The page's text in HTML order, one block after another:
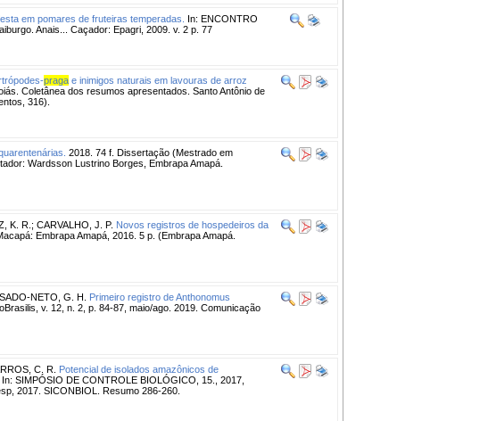
em pomares de fruteiras temperadas.
In: ENCONTRO
Anais... Caçador: Epagri, 2009. v. 2 p. 77
praga e inimigos naturais em lavouras de arroz
Coletânea dos resumos apresentados. Santo Antônio de
316).
2018. 74 f. Dissertação (Mestrado em
Wardsson Lustrino Borges, Embrapa Amapá.
K. R. ; CARVALHO, J. P. Novos registros de hospedeiros da
Embrapa Amapá, 2016. 5 p. (Embrapa Amapá.
NETO, G. H.
Primeiro registro de Anthonomus
v. 12, n. 2, p. 84-87, maio/ago. 2019. Comunicação
C. R. Potencial de isolados amazônicos de
In: SIMPÓSIO DE CONTROLE BIOLÓGICO, 15., 2017,
2017. SICONBIOL. Resumo 286-260.